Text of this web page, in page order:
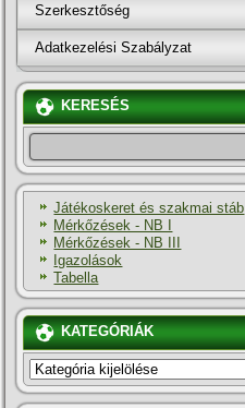
Szerkesztőség
Adatkezelési Szabályzat
KERESÉS
Játékoskeret és szakmai stáb
Mérkőzések - NB I
Mérkőzések - NB III
Igazolások
Tabella
KATEGÓRIÁK
KATEGÓRIÁK